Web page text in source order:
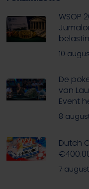
WSOP
10
De
van
Event
8
Dutch
7